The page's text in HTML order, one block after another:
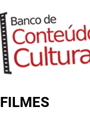
FILMES